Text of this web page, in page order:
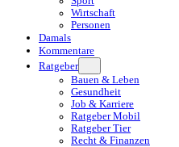
Wirtschaft
Personen
Damals
Kommentare
Ratgeber
Bauen & Leben
Gesundheit
Job & Karriere
Ratgeber Mobil
Ratgeber Tier
Recht & Finanzen